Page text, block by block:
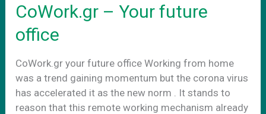
office
CoWork.gr – Your future
office
CoWork.gr your future office Working from home
was a trend gaining momentum but the corona virus
has accelerated it as the new norm . It stands to
reason that this remote working mechanism already